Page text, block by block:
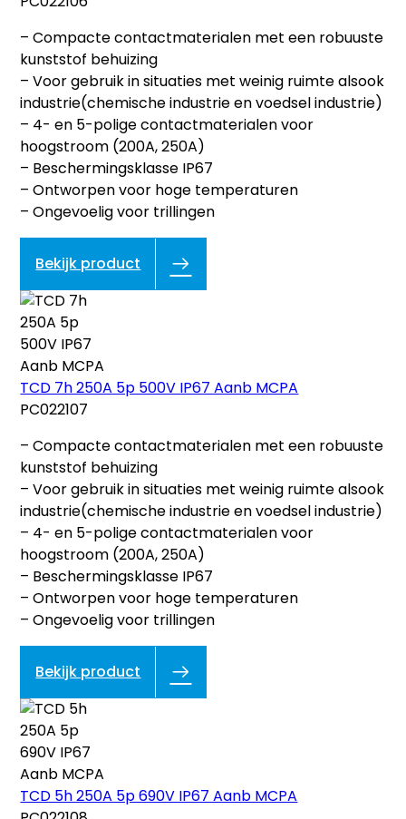
– Compacte contactmaterialen met een robuuste
kunststof behuizing
– Voor gebruik in situaties met weinig ruimte alsook
industrie(chemische industrie en voedsel industrie)
– 4- en 5-polige contactmaterialen voor
hoogstroom (200A, 250A)
– Beschermingsklasse IP67
– Ontworpen voor hoge temperaturen
– Ongevoelig voor trillingen
Bekijk product
TCD 7h 250A 5p 500V IP67 Aanb MCPA
PC022107
– Compacte contactmaterialen met een robuuste
kunststof behuizing
– Voor gebruik in situaties met weinig ruimte alsook
industrie(chemische industrie en voedsel industrie)
– 4- en 5-polige contactmaterialen voor
hoogstroom (200A, 250A)
– Beschermingsklasse IP67
– Ontworpen voor hoge temperaturen
– Ongevoelig voor trillingen
Bekijk product
TCD 5h 250A 5p 690V IP67 Aanb MCPA